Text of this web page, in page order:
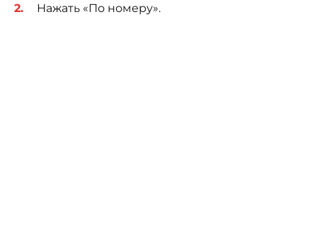
Нажать «По номеру».